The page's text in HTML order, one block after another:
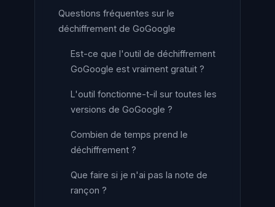
Questions fréquentes sur le
déchiffrement de GoGoogle
Est-ce que l'outil de déchiffrement
GoGoogle est vraiment gratuit ?
L'outil fonctionne-t-il sur toutes les
versions de GoGoogle ?
Combien de temps prend le
déchiffrement ?
Que faire si je n'ai pas la note de
rançon ?